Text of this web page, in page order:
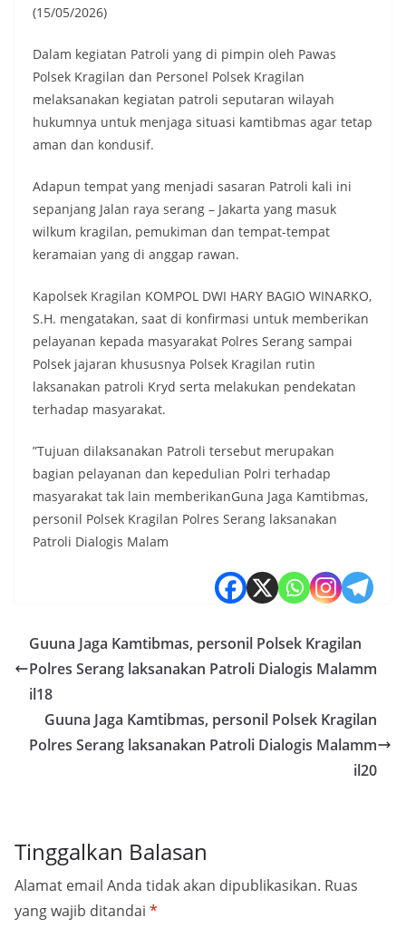
(15/05/2026)
Dalam kegiatan Patroli yang di pimpin oleh Pawas
Polsek Kragilan dan Personel Polsek Kragilan
melaksanakan kegiatan patroli seputaran wilayah
hukumnya untuk menjaga situasi kamtibmas agar tetap
aman dan kondusif.
Adapun tempat yang menjadi sasaran Patroli kali ini
sepanjang Jalan raya serang – Jakarta yang masuk
wilkum kragilan, pemukiman dan tempat-tempat
keramaian yang di anggap rawan.
Kapolsek Kragilan KOMPOL DWI HARY BAGIO WINARKO,
S.H. mengatakan, saat di konfirmasi untuk memberikan
pelayanan kepada masyarakat Polres Serang sampai
Polsek jajaran khususnya Polsek Kragilan rutin
laksanakan patroli Kryd serta melakukan pendekatan
terhadap masyarakat.
”Tujuan dilaksanakan Patroli tersebut merupakan
bagian pelayanan dan kepedulian Polri terhadap
masyarakat tak lain memberikanGuna Jaga Kamtibmas,
personil Polsek Kragilan Polres Serang laksanakan
Patroli Dialogis Malam
Guuna Jaga Kamtibmas, personil Polsek Kragilan
Polres Serang laksanakan Patroli Dialogis Malamm
il18
Guuna Jaga Kamtibmas, personil Polsek Kragilan
Polres Serang laksanakan Patroli Dialogis Malamm
il20
Tinggalkan Balasan
Alamat email Anda tidak akan dipublikasikan. Ruas
yang wajib ditandai *